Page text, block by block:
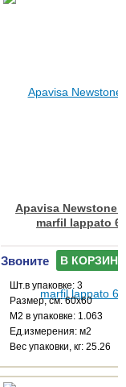
Apavisa Newstone
marfil lappato
Звоните В КОРЗИНУ
Шт.в упаковке: 3
Размер, см: 60x60
М2 в упаковке: 1.063
Ед.измерения: м2
Веc упаковки, кг: 25.26